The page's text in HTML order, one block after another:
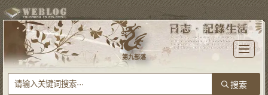
T
o
l
e
n
第九部落